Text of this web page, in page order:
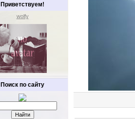
Приветствуем!
wolfy
Поиск по сайту